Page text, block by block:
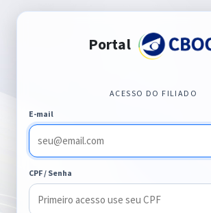
Portal
ACESSO DO FILIADO
E-mail
CPF / Senha